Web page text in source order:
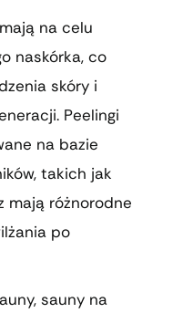
na celu
naskórka, co
skóry i
Peelingi
na bazie
takich jak
mają różnorodne
po
sauny na